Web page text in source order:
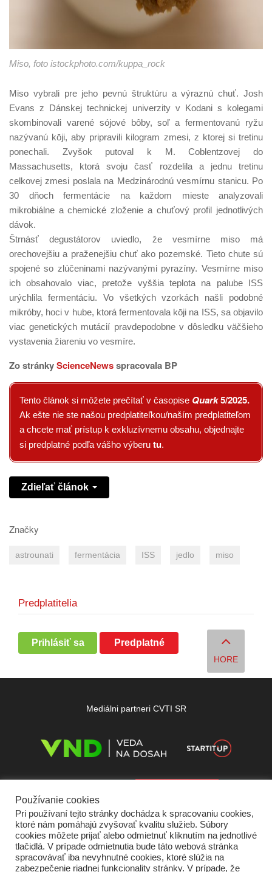
Miso, foto istockphoto.com/kuppa_rock
Miso vybrali pre jeho pevnú štruktúru a výraznú chuť. Josh
Evans z Dánskej technickej univerzity v Kodani s kolegami
skombinovali varené sójové bôby, soľ a fermentovanú ryžu
nazývanú kōji, aby pripravili kilogram zmesi, z ktorej si tretinu
ponechali. Zvyšok putoval k M. Coblentzovej do
Massachusetts, ktorá svoju časť rozdelila a jednu tretinu
celkovej zmesi poslala na Medzinárodnú vesmírnu stanicu. Po
30 dňoch fermentácie na každom mieste analyzovali
mikrobiálne a chemické zloženie a chuťový profil jednotlivých
dávok.
Štrnásť degustátorov uviedlo, že vesmírne miso má
orechovejšiu a praženejšiu chuť ako pozemské. Tieto chute sú
spojené so zlúčeninami nazývanými pyrazíny. Vesmírne miso
ich obsahovalo viac, pretože vyššia teplota na palube ISS
urýchlila fermentáciu. Vo všetkých vzorkách našli podobné
mikróby, hoci v hube, ktorá fermentovala kōji na ISS, sa objavilo
viac genetických mutácií pravdepodobne v dôsledku väčšieho
vystavenia žiareniu vo vesmíre.
Zo stránkyScienceNewsspracovala BP
Tento článok si môžete prečítať v časopise Quark5/2025.
Ak ešte nie ste našou predplatiteľkou/naším predplatiteľom
a chcete mať prístup k exkluzívnemu obsahu, objednajte
si predplatné podľa vášho výberu tu.
Zdieľať článok
Značky
astrounati fermentácia ISS jedlo miso
Predplatitelia
Prihlásiť sa Predplatné
HORE
Mediálni partneri CVTI SR
Používanie cookies
Pri používaní tejto stránky dochádza k spracovaniu cookies,
ktoré nám pomáhajú zvyšovať kvalitu služieb. Súbory
cookies môžete prijať alebo odmietnuť kliknutím na jednotlivé
tlačidlá. V prípade odmietnutia bude táto webová stránka
spracovávať iba nevyhnutné cookies, ktoré slúžia na
zabezpečenie riadnej funkcionality stránky. V prípade, že